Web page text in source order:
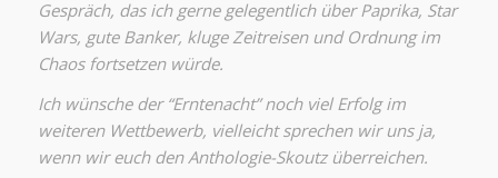
Gespräch, das ich gerne gelegentlich über Paprika, Star
Wars, gute Banker, kluge Zeitreisen und Ordnung im
Chaos fortsetzen würde.
Ich wünsche der “Erntenacht” noch viel Erfolg im
weiteren Wettbewerb, vielleicht sprechen wir uns ja,
wenn wir euch den Anthologie-Skoutz überreichen.